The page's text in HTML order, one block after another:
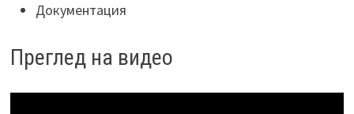
Документация
Преглед на видео